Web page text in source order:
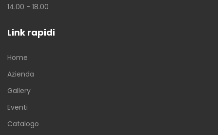
14.00 - 18.00
Link rapidi
Home
Azienda
Gallery
Eventi
Catalogo